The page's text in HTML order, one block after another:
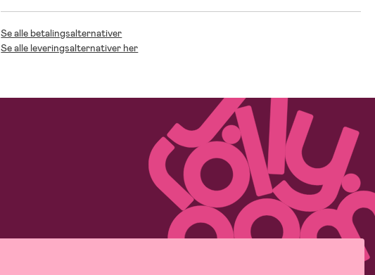
Se alle betalingsalternativer
Se alle leveringsalternativer her